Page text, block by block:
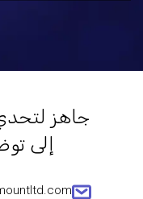
جاهز
إلى